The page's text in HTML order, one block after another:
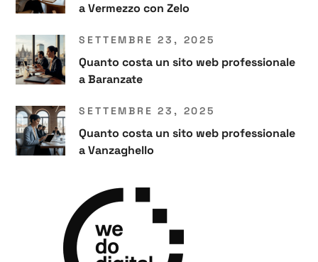
a Vermezzo con Zelo
SETTEMBRE 23, 2025
Quanto costa un sito web professionale
a Baranzate
SETTEMBRE 23, 2025
Quanto costa un sito web professionale
a Vanzaghello